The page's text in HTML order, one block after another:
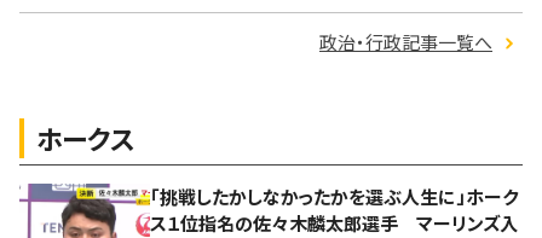
政治・行政記事一覧へ
ホークス
「挑戦したかしなかったかを選ぶ人生に」ホーク
ス１位指名の佐々木麟太郎選手 マーリンズ入